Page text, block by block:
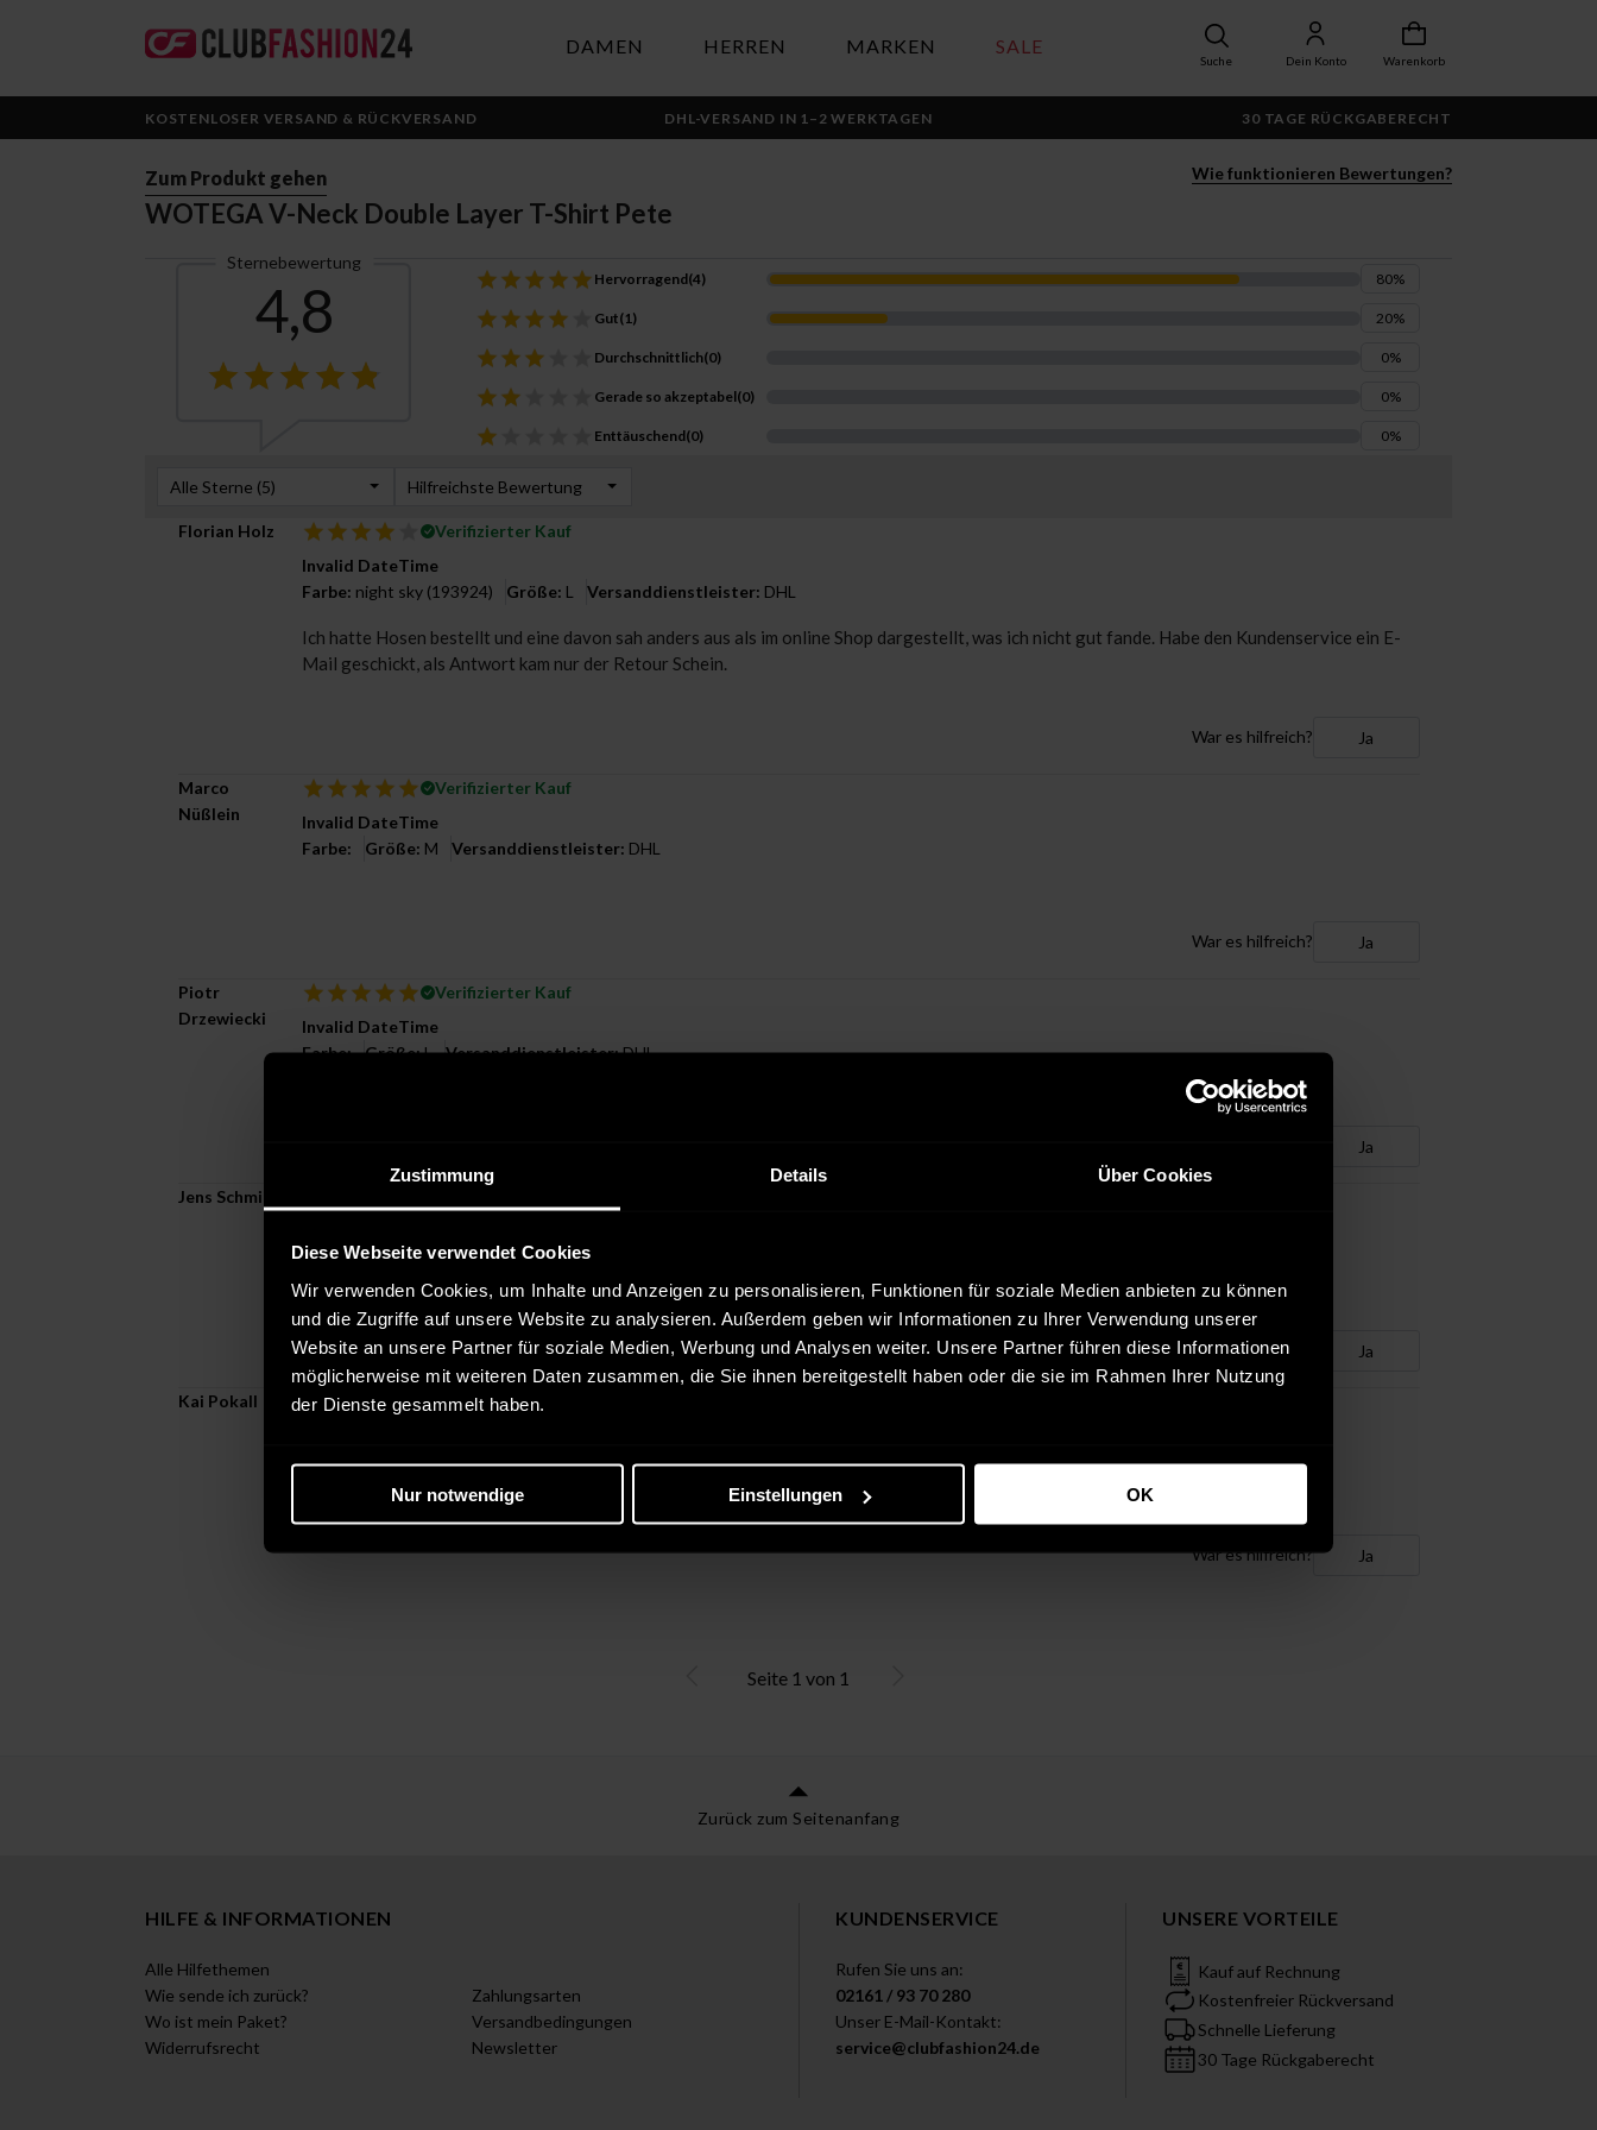
Zustimmung Details Über Cookies
Diese Webseite verwendet Cookies
Wir verwenden Cookies, um Inhalte und Anzeigen zu personalisieren, Funktionen für soziale Medien anbieten zu können
und die Zugriffe auf unsere Website zu analysieren. Außerdem geben wir Informationen zu Ihrer Verwendung unserer
Website an unsere Partner für soziale Medien, Werbung und Analysen weiter. Unsere Partner führen diese Informationen
möglicherweise mit weiteren Daten zusammen, die Sie ihnen bereitgestellt haben oder die sie im Rahmen Ihrer Nutzung
der Dienste gesammelt haben.
Nur notwendige Einstellungen OK
DAMEN HERREN MARKEN SALE
Suche Dein Konto Warenkorb
KOSTENLOSER VERSAND & RÜCKVERSAND DHL-VERSAND IN 1–2 WERKTAGEN 30 TAGE RÜCKGABERECHT
Zum Produkt gehen Wie funktionieren Bewertungen?
WOTEGA V-Neck Double Layer T-Shirt Pete
Sternebewertung
4,8 Hervorragend(4) 80%
Gut(1) 20%
Durchschnittlich(0) 0%
Gerade so akzeptabel(0) 0%
Enttäuschend(0) 0%
Alle Sterne (5) Hilfreichste Bewertung
Florian Holz
Verifizierter Kauf
Invalid DateTime
Farbe: night sky (193924) Größe: L Versanddienstleister: DHL
Ich hatte Hosen bestellt und eine davon sah anders aus als im online Shop dargestellt, was ich nicht gut fande. Habe den Kundenservice ein E-
Mail geschickt, als Antwort kam nur der Retour Schein.
War es hilfreich? Ja
Marco
Nüßlein
Verifizierter Kauf
Invalid DateTime
Farbe:
Größe: M Versanddienstleister: DHL
War es hilfreich? Ja
Piotr
Drzewiecki
Verifizierter Kauf
Invalid DateTime
Farbe:
Größe:L Versanddienstleister:DHL
Ja
Jens Schmidt
Farbe:grape leaf (190511) Größe:XL
War es hilfreich? Ja
Kai Pokall
Verifizierter Kauf
Farbe:cloud dancer (114201) Größe:L Versanddienstleister:DHL
War es hilfreich? Ja
Seite 1 von 1
Zurück zum Seitenanfang
HILFE & INFORMATIONEN
Alle Hilfethemen
Wie sende ich zurück?
Zahlungsarten
Wo ist mein Paket?
Versandbedingungen
Widerrufsrecht
Newsletter
KUNDENSERVICE
Rufen Sie uns an:
02161 / 93 70 280
Unser E-Mail-Kontakt:
service@clubfashion24.de
UNSERE VORTEILE
Kauf auf Rechnung
Kostenfreier Rückversand
Schnelle Lieferung
30 Tage Rückgaberecht